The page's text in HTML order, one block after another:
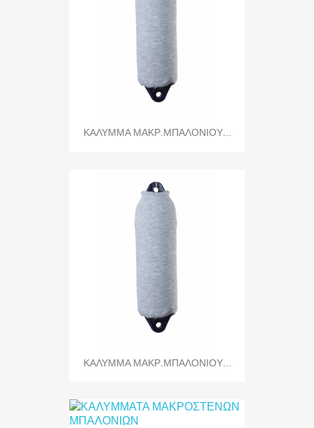
ΚΑΛΥΜΜΑ ΜΑΚΡ.ΜΠΑΛΟΝΙΟΥ...
ΚΑΛΥΜΜΑ ΜΑΚΡ.ΜΠΑΛΟΝΙΟΥ...